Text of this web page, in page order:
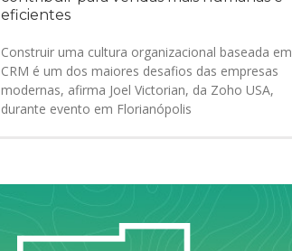
eficientes
Construir uma cultura organizacional baseada em
CRM é um dos maiores desafios das empresas
modernas, afirma Joel Victorian, da Zoho USA,
durante evento em Florianópolis